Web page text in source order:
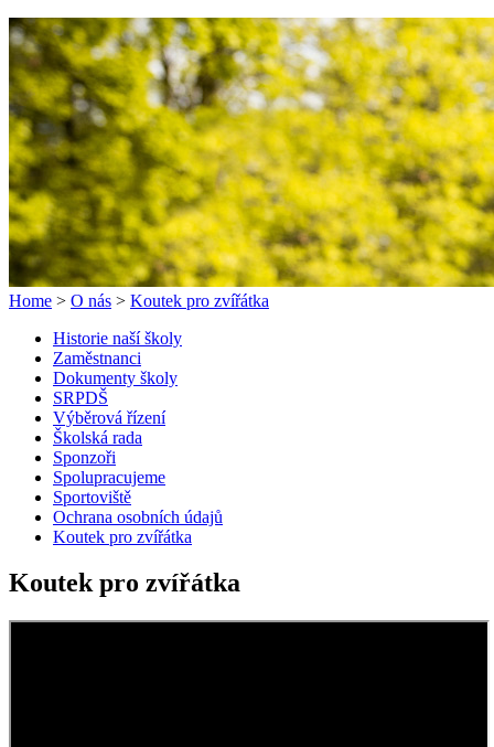
Home > O nás > Koutek pro zvířátka
Historie naší školy
Zaměstnanci
Dokumenty školy
SRPDŠ
Výběrová řízení
Školská rada
Sponzoři
Spolupracujeme
Sportoviště
Ochrana osobních údajů
Koutek pro zvířátka
Koutek pro zvířátka